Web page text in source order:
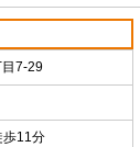
目7-29
歩11分